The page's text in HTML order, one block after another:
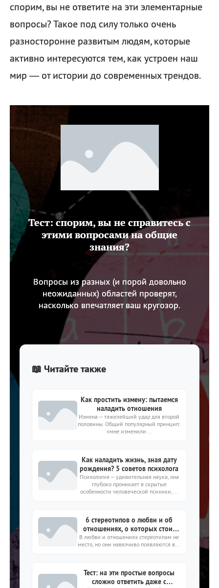
спорим, вы не ответите на эти элементарные
вопросы? Такое под силу только очень
разносторонне развитым людям, которые
активно интересуются тем, как устроен наш
мир — от истории до современных трендов.
Тест: спорим, вы не справитесь с
этими вопросами на общие
знания?
Вопросы из разных (и порой довольно
неожиданных) областей проверят,
насколько впечатляет ваш кругозор.
📖 Читайте также
Как простить измену: пытаемся
наладить отношения
Измена – тяжелейший удар для второй
половины. Общий популярный принцип:
«мне изменили...
Как наладить жизнь, зная дату
рождения? 5 советов психолога
Психология – удивительная наука, она
глубоко проникает в скрытые
особенности человеческой психики,...
6 стереотипов о любви и об
отношениях, о которых стоит
забыть
В любви и отношениях стереотипам не
место, но они навязчиво появляются в...
Тест: на эти простые вопросы
сложно ответить даже с